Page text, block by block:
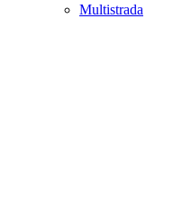
Multistrada